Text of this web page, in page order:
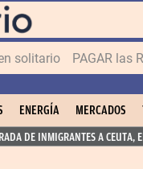
solitario PAGAR las
ENERGÍA MERCADOS
DE INMIGRANTES A CEUTA,